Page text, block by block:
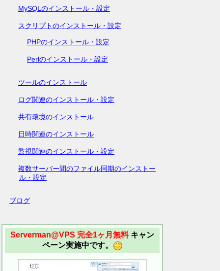
MySQLのインストール・設定
スクリプトのインストール・設定
PHPのインストール・設定
Perlのインストール・設定
ツールのインストール
ログ関連のインストール・設定
共有環境のインストール
日時関連のインストール
監視関連のインストール・設定
複数サーバー間のファイル同期のインストー
ル・設定
ブログ
Serverman@VPS 完全1ヶ月無料キャン
ペーン実施中です。